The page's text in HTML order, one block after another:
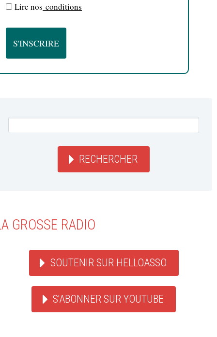
Lire nos conditions
RECHERCHER
GROSSE RADIO
SOUTENIR SUR HELLOASSO
S'ABONNER SUR YOUTUBE